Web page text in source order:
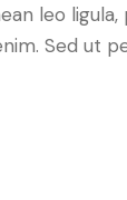
leo
Sed ut